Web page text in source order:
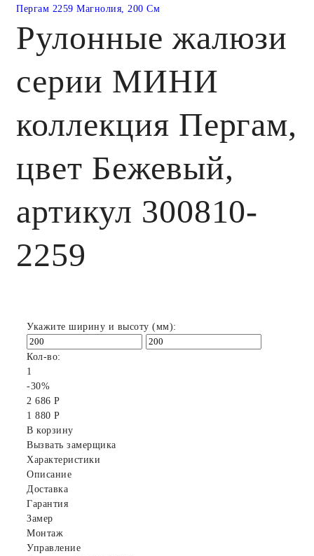
Пергам 2259 Магнолия, 200 См
Рулонные жалюзи
серии МИНИ
коллекция Пергам,
цвет Бежевый,
артикул 300810-
2259
Укажите ширину и высоту (мм):
Кол-во:
1
-30%
2 686 Р
1 880 Р
В корзину
Вызвать замерщика
Характеристики
Описание
Доставка
Гарантия
Замер
Монтаж
Управление